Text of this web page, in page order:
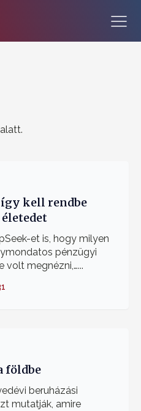
kell rendbe
et is, hogy milyen
pénzügyi
volt megnézni,…...
földbe
beruházási
mutatják, amire